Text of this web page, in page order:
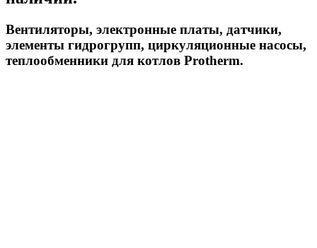
Вентиляторы, электронные платы, датчики,
элементы гидрогрупп, циркуляционные насосы,
теплообменники для котлов Protherm.